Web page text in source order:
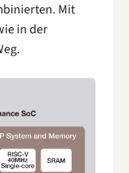
Mit
in der